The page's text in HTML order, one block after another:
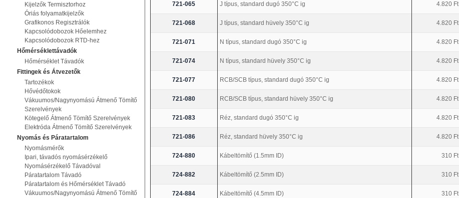
Kijelzők Termisztorhoz
Óriás folyamatkijelzők
Grafikonos Regisztrálók
Kapcsolódobozok Hőelemhez
Kapcsolódobozok RTD-hez
Hőmérséklettávadók
Hőmérséklet Távadók
Fittingek és Átvezetők
Tartozékok
Hővédőtokok
Vákuumos/Nagynyomású Átmenő Tömítő
Szerelvények
Kötegelő Átmenő Tömítő Szerelvények
Elektróda Átmenő Tömítő Szerelvények
Nyomás és Páratartalom
Nyomásmérők
Ipari, távadós nyomásérzékelő
Nyomásérzékelő Távadóval
Páratartalom Távadó
Páratartalom és Hőmérséklet Távadó
Vákuumos/Nagynyomású Átmenő Tömítő
721-065 J típus, standard dugó 350°C ig 4.820 Ft
721-068 J típus, standard hüvely 350°C ig 4.820 Ft
721-071 N típus, standard dugó 350°C ig 4.820 Ft
721-074 N típus, standard hüvely 350°C ig 4.820 Ft
721-077 RCB/SCB típus, standard dugó 350°C ig 4.820 Ft
721-080 RCB/SCB típus, standard hüvely 350°C ig 4.820 Ft
721-083 Réz, standard dugó 350°C ig 4.820 Ft
721-086 Réz, standard hüvely 350°C ig 4.820 Ft
724-880 Kábeltömítő (1.5mm ID) 310 Ft
724-882 Kábeltömítő (2.5mm ID) 310 Ft
724-884 Kábeltömítő (4.5mm ID) 310 Ft